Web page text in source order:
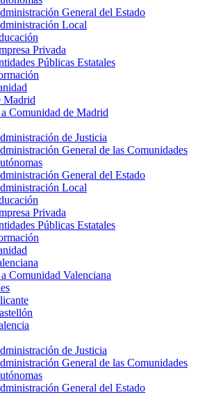
General del Estado
Local
Privada
Públicas Estatales
Madrid
Comunidad de Madrid
de Justicia
General de las Comunidades
General del Estado
Local
Privada
Públicas Estatales
Comunidad Valenciana
de Justicia
General de las Comunidades
General del Estado